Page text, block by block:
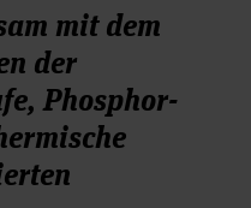
mit dem
der
Phosphor-